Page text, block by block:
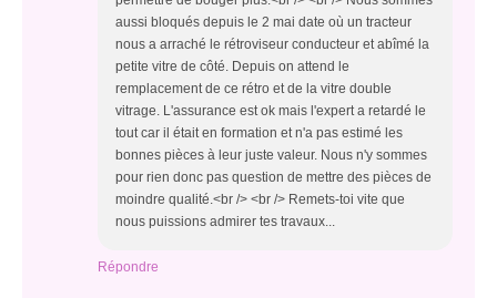
aussi bloqués depuis le 2 mai date où un tracteur
nous a arraché le rétroviseur conducteur et abîmé la
petite vitre de côté. Depuis on attend le
remplacement de ce rétro et de la vitre double
vitrage. L'assurance est ok mais l'expert a retardé le
tout car il était en formation et n'a pas estimé les
bonnes pièces à leur juste valeur. Nous n'y sommes
pour rien donc pas question de mettre des pièces de
moindre qualité.<br /> <br /> Remets-toi vite que
nous puissions admirer tes travaux...
Répondre